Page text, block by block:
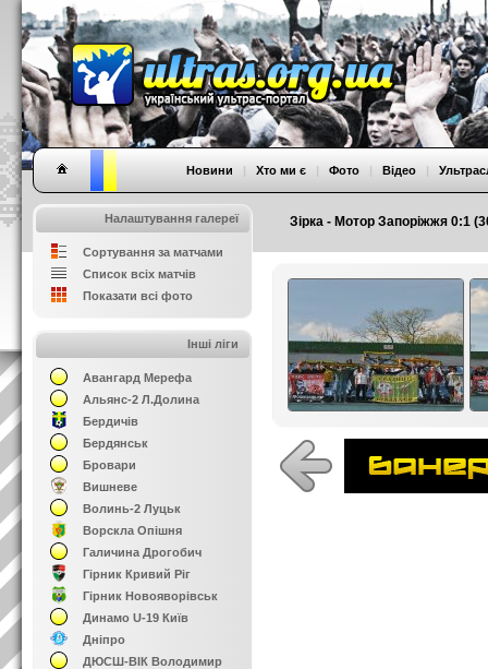
Зірка - Мотор Запоріжжя 0:1
Новини | Хто ми є | Фото | Відео |
Налаштування галереї
Сортування за матчами
Список всіх матчів
Показати всі фото
Інші ліги
Авангард Мерефа
Альянс-2 Л.Долина
Бердичів
Бердянськ
Бровари
Вишневе
Волинь-2 Луцьк
Ворскла Опішня
Галичина Дрогобич
Гірник Кривий Ріг
Гірник Новояворівськ
Динамо U-19 Київ
Дніпро
ДЮСШ-ВІК Володимир